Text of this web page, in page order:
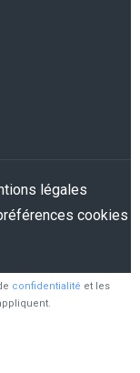
légales
cookies
confidentialité et les